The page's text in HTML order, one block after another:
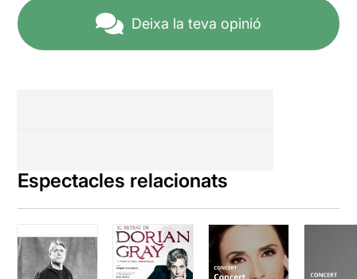
Deixa la teva opinió
Espectacles relacionats